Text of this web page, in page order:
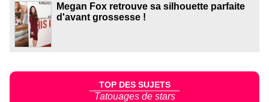
Megan Fox retrouve sa silhouette parfaite
d'avant grossesse !
TOP DES SUJETS
Tatouages de stars